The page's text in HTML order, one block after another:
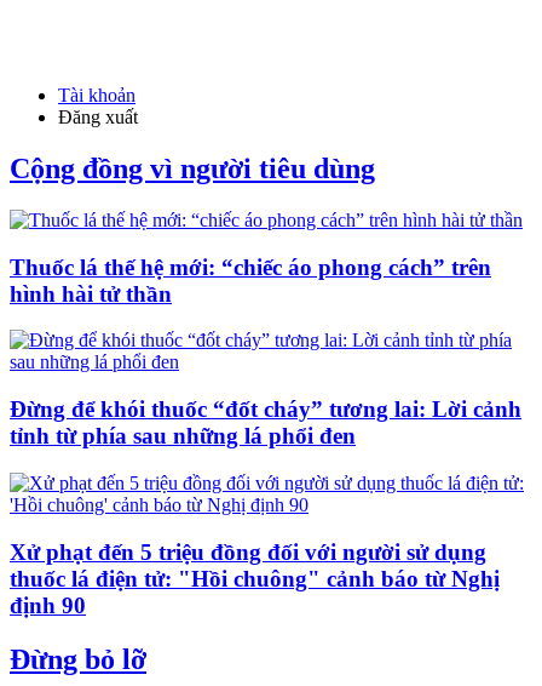
Tài khoản
Đăng xuất
Cộng đồng vì người tiêu dùng
Thuốc lá thế hệ mới: “chiếc áo phong cách” trên
hình hài tử thần
Đừng để khói thuốc “đốt cháy” tương lai: Lời cảnh
tỉnh từ phía sau những lá phổi đen
Xử phạt đến 5 triệu đồng đối với người sử dụng
thuốc lá điện tử: "Hồi chuông" cảnh báo từ Nghị
định 90
Đừng bỏ lỡ